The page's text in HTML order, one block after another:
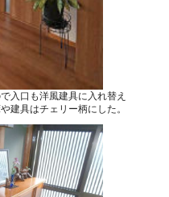
入口も洋風建具に入れ替え
建具はチェリー柄にした。